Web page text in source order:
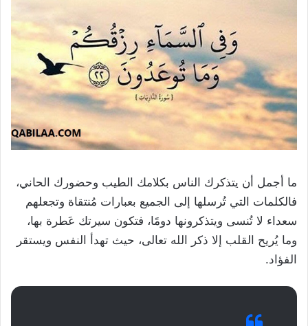
ما أجمل أن يتذكرك الناس بكلامك الطيب وحضورك الحاني،
فالكلمات التي تُرسلها إلى الجميع بعبارات مُنتقاة وتجعلهم
سعداء لا تُنسى ويتذكرونها دومًا، فتكون سيرتك عَطرة بها،
وما يُريح القلب إلا ذكر الله تعالى، حيث تهدأ النفس ويستقر
الفؤاد.